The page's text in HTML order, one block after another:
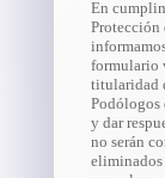
En
Protección
formulario
titularidad
Podólogos
y dar
no serán
eliminados